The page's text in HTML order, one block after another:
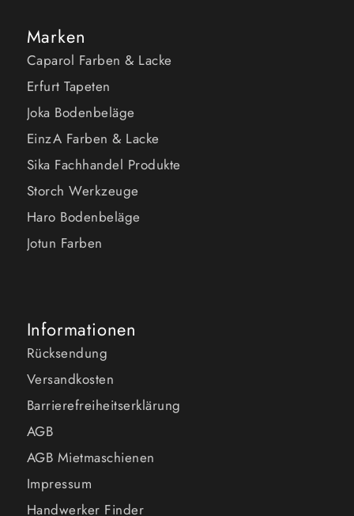
Marken
Caparol Farben & Lacke
Erfurt Tapeten
Joka Bodenbeläge
EinzA Farben & Lacke
Sika Fachhandel Produkte
Storch Werkzeuge
Haro Bodenbeläge
Jotun Farben
Informationen
Rücksendung
Versandkosten
Barrierefreiheitserklärung
AGB
AGB Mietmaschienen
Impressum
Handwerker Finder